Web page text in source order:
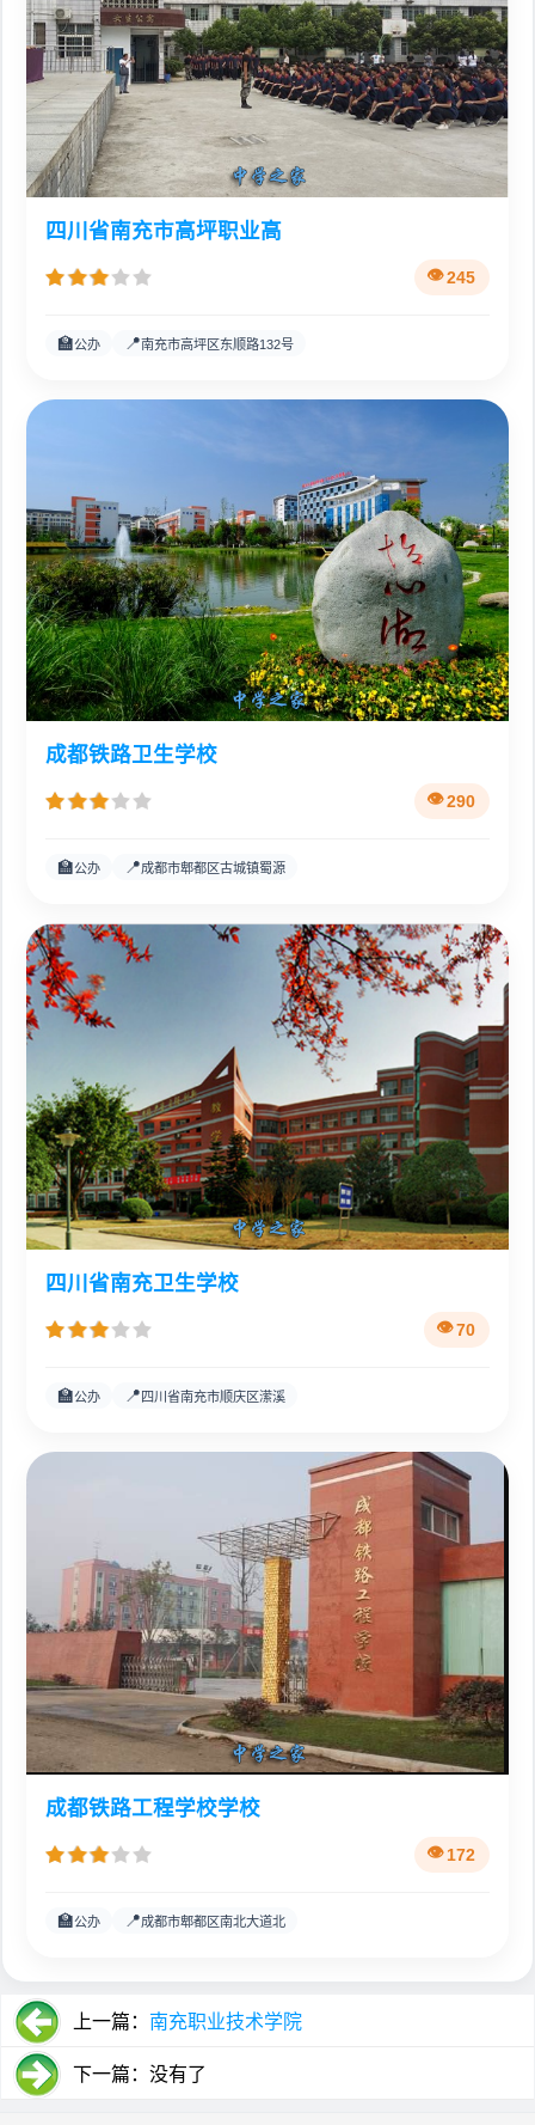
四川省南充市高坪职业高
245
🏫公办 📍南充市高坪区东顺路132号
成都铁路卫生学校
290
🏫公办 📍成都市郫都区古城镇蜀源
四川省南充卫生学校
70
🏫公办 📍四川省南充市顺庆区潆溪
成都铁路工程学校学校
172
🏫公办 📍成都市郫都区南北大道北
上一篇： 南充职业技术学院
下一篇：没有了